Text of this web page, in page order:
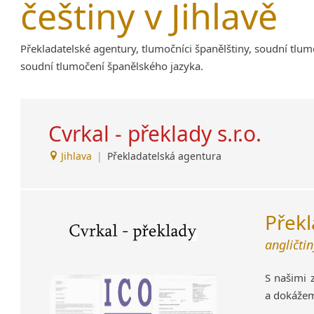
Amharština
Arabština
Aramejština
Arménština
Bambarština
Bantuské jazyky
Barmština
Bosenština
Burjatština
Čagatajské jazyky
Čečenština
češtiny v Jihlavě
Překladatelské agentury, tlumočníci španělštiny, soudní
soudní tlumočení španělského jazyka.
Cvrkal - překlady s.r.o.
Jihlava | Překladatelská agentura
S našimi
a